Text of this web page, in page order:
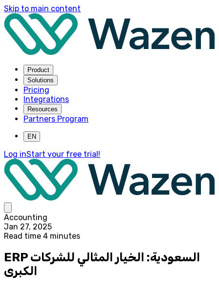
Skip to main content
Product
Solutions
Pricing
Integrations
Resources
Partners Program
EN
Log inStart your free trial!
Accounting
Jan 27, 2025
Read time 4 minutes
ERP السعودية: الخيار المثالي للشركات
الكبرى